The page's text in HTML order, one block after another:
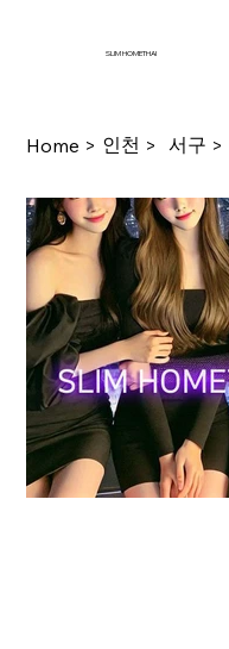
SLIM HOMETHAI
Home > 인천 > 서구 >